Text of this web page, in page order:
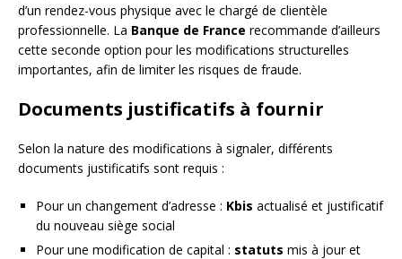
d’un rendez-vous physique avec le chargé de clientèle
professionnelle. La Banque de France recommande d’ailleurs
cette seconde option pour les modifications structurelles
importantes, afin de limiter les risques de fraude.
Documents justificatifs à fournir
Selon la nature des modifications à signaler, différents
documents justificatifs sont requis :
Pour un changement d’adresse : Kbis actualisé et justificatif
du nouveau siège social
Pour une modification de capital : statuts mis à jour et